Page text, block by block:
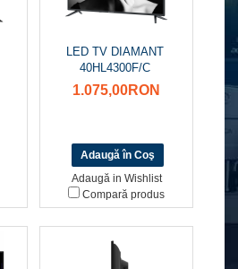
LED TV DIAMANT
40HL4300F/C
1.075,00RON
Adaugă in Wishlist
Compară produs